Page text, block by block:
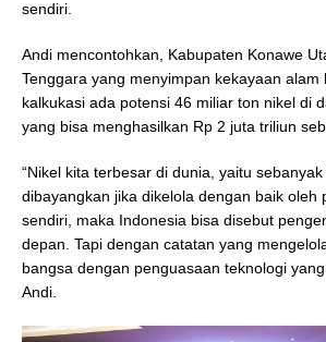
sendiri.
Andi mencontohkan, Kabupaten Konawe
Tenggara yang menyimpan kekayaan alam
kalkukasi ada potensi 46 miliar ton nikel di
yang bisa menghasilkan Rp 2 juta triliun
“Nikel kita terbesar di dunia, yaitu
dibayangkan jika dikelola dengan baik oleh
sendiri, maka Indonesia bisa disebut
depan. Tapi dengan catatan yang
bangsa dengan penguasaan teknologi
Andi.